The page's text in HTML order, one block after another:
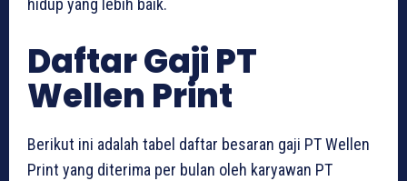
hidup yang lebih baik.
Daftar Gaji PT
Wellen Print
Berikut ini adalah tabel daftar besaran gaji PT Wellen
Print yang diterima per bulan oleh karyawan PT